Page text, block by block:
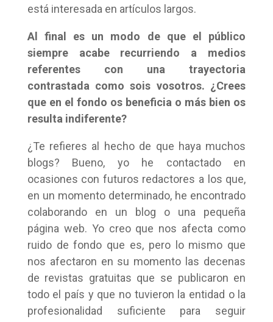
está interesada en artículos largos.
Al final es un modo de que el público
siempre acabe recurriendo a medios
referentes con una trayectoria
contrastada como sois vosotros. ¿Crees
que en el fondo os beneficia o más bien os
resulta indiferente?
¿Te refieres al hecho de que haya muchos
blogs? Bueno, yo he contactado en
ocasiones con futuros redactores a los que,
en un momento determinado, he encontrado
colaborando en un blog o una pequeña
página web. Yo creo que nos afecta como
ruido de fondo que es, pero lo mismo que
nos afectaron en su momento las decenas
de revistas gratuitas que se publicaron en
todo el país y que no tuvieron la entidad o la
profesionalidad suficiente para seguir